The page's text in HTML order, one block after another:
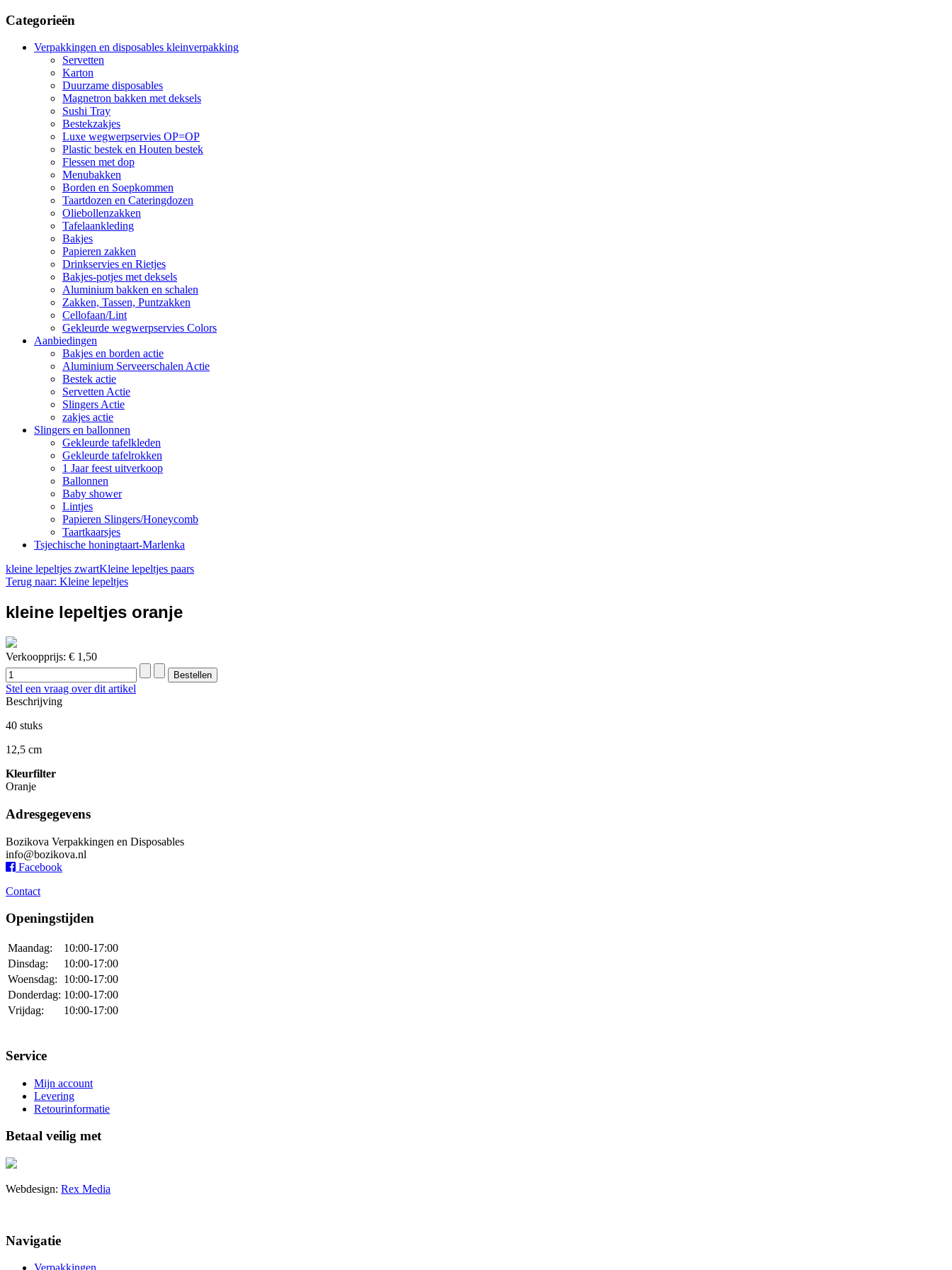
Categorieën
Verpakkingen en disposables kleinverpakking
Servetten
Karton
Duurzame disposables
Magnetron bakken met deksels
Sushi Tray
Bestekzakjes
Luxe wegwerpservies OP=OP
Plastic bestek en Houten bestek
Flessen met dop
Menubakken
Borden en Soepkommen
Taartdozen en Cateringdozen
Oliebollenzakken
Tafelaankleding
Bakjes
Papieren zakken
Drinkservies en Rietjes
Bakjes-potjes met deksels
Aluminium bakken en schalen
Zakken, Tassen, Puntzakken
Cellofaan/Lint
Gekleurde wegwerpservies Colors
Aanbiedingen
Bakjes en borden actie
Aluminium Serveerschalen Actie
Bestek actie
Servetten Actie
Slingers Actie
zakjes actie
Slingers en ballonnen
Gekleurde tafelkleden
Gekleurde tafelrokken
1 Jaar feest uitverkoop
Ballonnen
Baby shower
Lintjes
Papieren Slingers/Honeycomb
Taartkaarsjes
Tsjechische honingtaart-Marlenka
kleine lepeltjes zwartKleine lepeltjes paars
Terug naar: Kleine lepeltjes
kleine lepeltjes oranje
Verkoopprijs: € 1,50
Stel een vraag over dit artikel
Beschrijving
40 stuks
12,5 cm
Kleurfilter
Oranje
Adresgegevens
Bozikova Verpakkingen en Disposables
info@bozikova.nl
Facebook
Contact
Openingstijden
Maandag:
10:00-17:00
Dinsdag:
10:00-17:00
Woensdag:
10:00-17:00
Donderdag: 10:00-17:00
Vrijdag:
10:00-17:00
Service
Mijn account
Levering
Retourinformatie
Betaal veilig met
Webdesign: Rex Media
Navigatie